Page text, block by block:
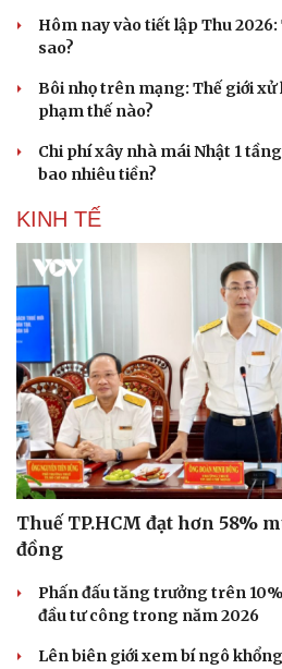
Hôm nay vào tiết lập Thu
sao?
Bôi nhọ trên mạng: Thế giới
phạm thế nào?
Chi phí xây nhà mái Nhật 1
bao nhiêu tiền?
KINH TẾ
Thuế TP.HCM đạt hơn 58%
đồng
Phấn đấu tăng trưởng trên
đầu tư công trong năm 2026
Lên biên giới xem bí ngô